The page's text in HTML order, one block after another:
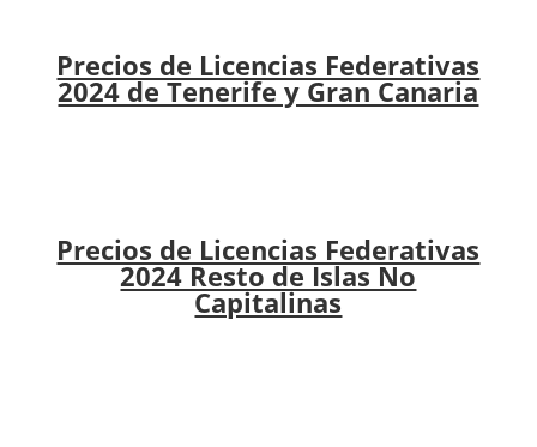
Precios de Licencias Federativas
2024 de Tenerife y Gran Canaria
Precios de Licencias Federativas
2024 Resto de Islas No
Capitalinas